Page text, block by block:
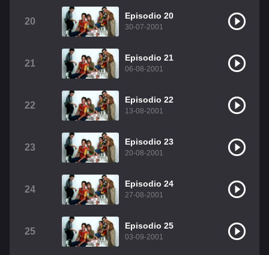
20
Episodio 20
30-07-2001
21
Episodio 21
06-08-2001
22
Episodio 22
13-08-2001
23
Episodio 23
20-08-2001
24
Episodio 24
27-08-2001
25
Episodio 25
03-09-2001